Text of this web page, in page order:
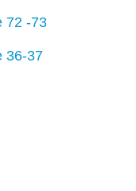
72 -73
36-37